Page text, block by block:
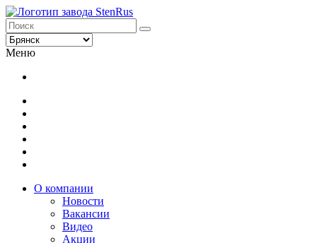
Меню
О компании
Новости
Вакансии
Видео
Акции